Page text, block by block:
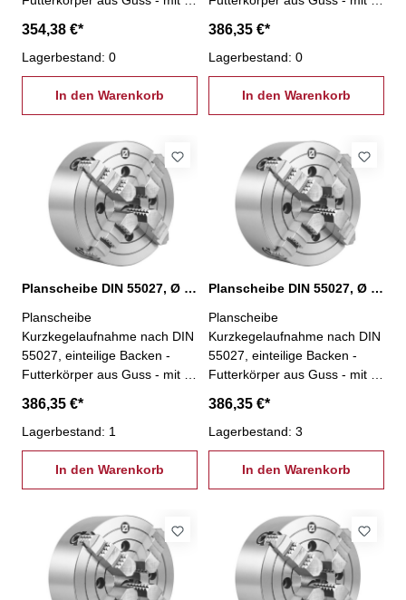
besonders geeignet zum
Spannen von unregelmäßig
geformten Werkstücken- inkl.
je 1 Satz einteiliger
Umkehrbacken,
Befestigungsschrauben - Ø
200 mm, KK 6
354,38 €*
Lagerbestand: 0
In den Warenkorb
besonders geeignet zum
Spannen von unregelmäßig
geformten Werkstücken- inkl.
je 1 Satz einteiliger
Umkehrbacken,
Befestigungsschrauben - Ø
250 mm, KK 5
386,35 €*
Lagerbestand: 0
In den Warenkorb
Planscheibe DIN 55027, Ø 250 mm, KK 6
Planscheibe
Kurzkegelaufnahme nach DIN
55027, einteilige Backen -
Futterkörper aus Guss - mit 4
besonders geeignet zum
Spannen von unregelmäßig
geformten Werkstücken- inkl.
je 1 Satz einteiliger
Umkehrbacken,
Befestigungsschrauben - Ø
250 mm, KK 6
386,35 €*
Lagerbestand: 1
In den Warenkorb
Planscheibe DIN 55027, Ø 250 mm, KK 8
Planscheibe
Kurzkegelaufnahme nach DIN
55027, einteilige Backen -
Futterkörper aus Guss - mit 4
besonders geeignet zum
Spannen von unregelmäßig
geformten Werkstücken- inkl.
je 1 Satz einteiliger
Umkehrbacken,
Befestigungsschrauben - Ø
250 mm, KK 8
386,35 €*
Lagerbestand: 3
In den Warenkorb